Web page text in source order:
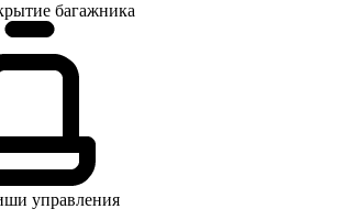
багажника
управления